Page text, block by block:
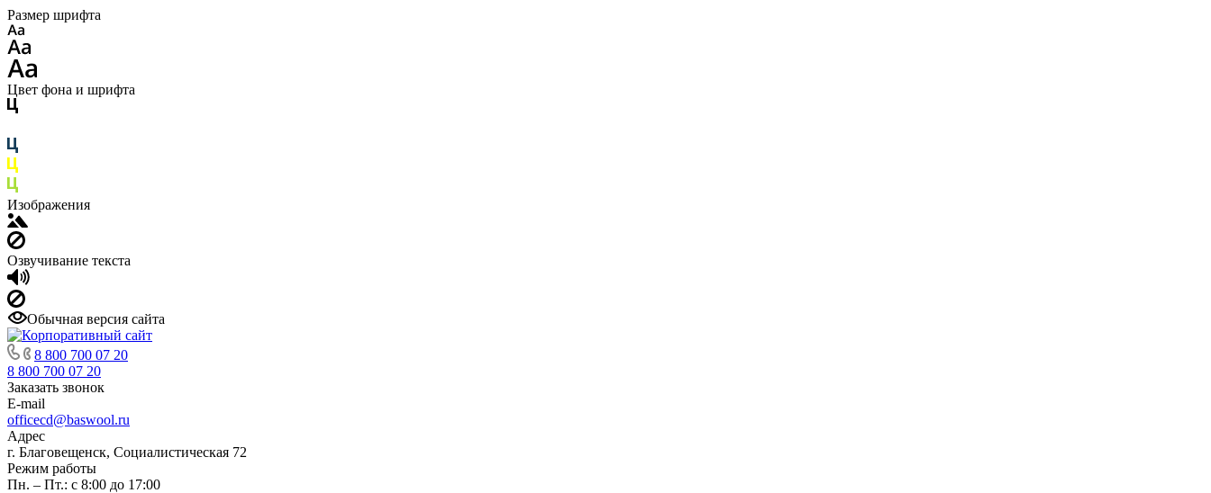
Размер шрифта
Цвет фона и шрифта
Изображения
Озвучивание текста
Обычная версия сайта
8 800 700 07 20
8 800 700 07 20
Заказать звонок
E-mail
officecd@baswool.ru
Адрес
г. Благовещенск, Социалистическая 72
Режим работы
Пн. – Пт.: с 8:00 до 17:00